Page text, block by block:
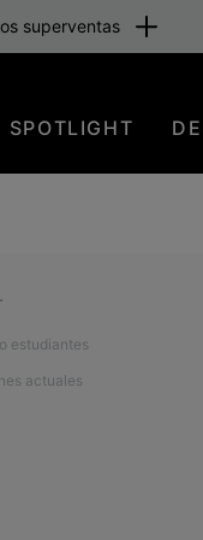
superventas
SPOTLIGHT
estudiantes
actuales